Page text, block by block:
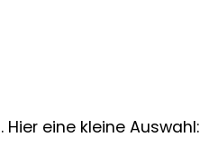
eine kleine Auswahl: